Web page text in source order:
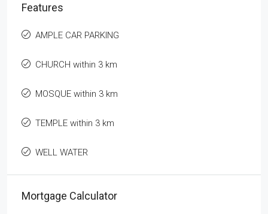
Features
AMPLE CAR PARKING
CHURCH within 3 km
MOSQUE within 3 km
TEMPLE within 3 km
WELL WATER
Mortgage Calculator